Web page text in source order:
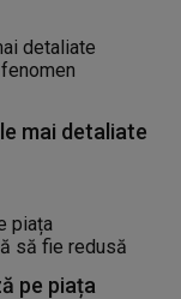
mai detaliate
pe piața